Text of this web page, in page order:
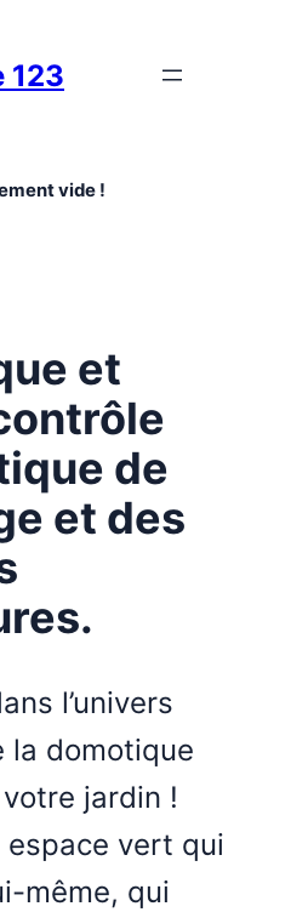
123
vide !
et
de
et des
l’univers
la domotique
jardin !
espace vert qui
même, qui